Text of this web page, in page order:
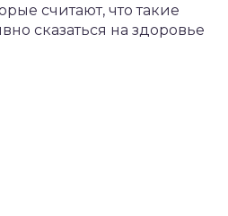
считают, что такие
сказаться на здоровье